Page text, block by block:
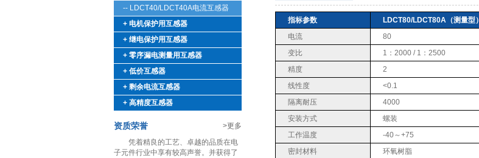
-- LDCT40/LDCT40A电流互感器
+ 电机保护用互感器
+ 继电保护用互感器
+ 零序漏电测量用互感器
+ 低价互感器
+ 剩余电流互感器
+ 高精度互感器
资质荣誉
>更多
凭着精良的工艺、卓越的品质在电
子元件行业中享有较高声誉。并获得了
指标参数 LDCT80/LDCT80A（测量型）
电流
80
变比
1：2000 / 1：2500
精度
2
线性度
<0.1
隔离耐压
4000
安装方式
螺装
工作温度
-40～+75
密封材料
环氧树脂